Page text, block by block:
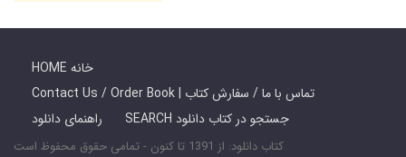
HOME خانه
Contact Us / Order Book | تماس با ما / سفارش کتاب
راهنمای دانلود
SEARCH جستجو در کتاب دانلود
کتاب دانلود: از 1391 تا کنون - تمامی حقوق محفوظ است